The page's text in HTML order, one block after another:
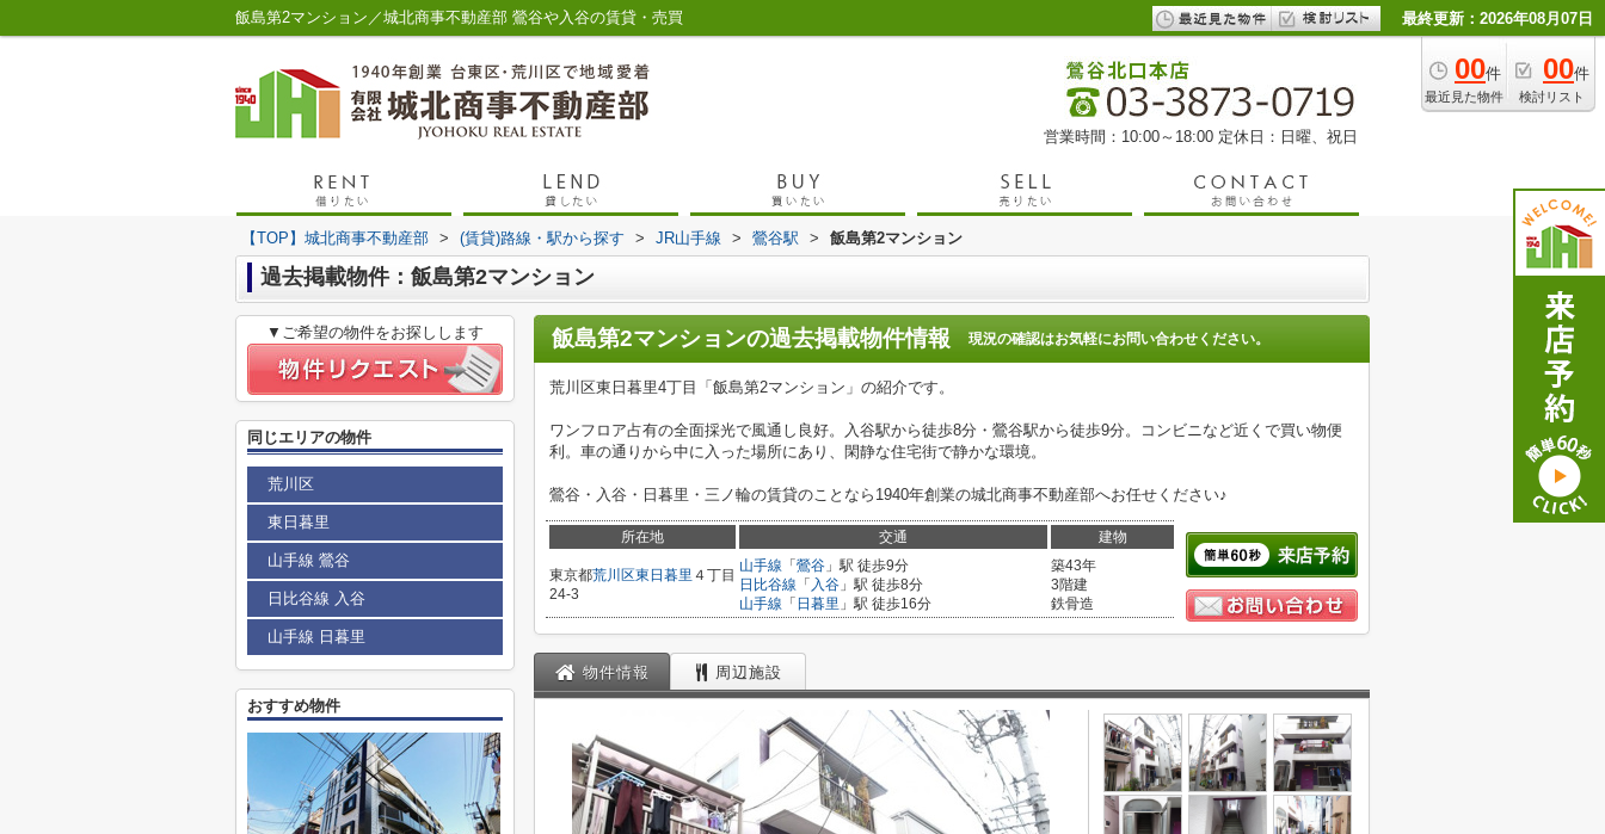
飯島第2マンション／城北商事不動産部 鶯谷や入谷の賃貸・売買 最終更新：2026年08月07日
00件
最近見た物件
00件
検討リスト
営業時間：10:00～18:00 定休日：日曜、祝日
【TOP】城北商事不動産部 > (賃貸)路線・駅から探す > JR山手線 > 鶯谷駅 > 飯島第2マンション
過去掲載物件：飯島第2マンション
飯島第2マンションの過去掲載物件情報 現況の確認はお気軽にお問い合わせください。
荒川区東日暮里4丁目「飯島第2マンション」の紹介です。
ワンフロア占有の全面採光で風通し良好。入谷駅から徒歩8分・鶯谷駅から徒歩9分。コンビニなど近くで買い物便
利。車の通りから中に入った場所にあり、閑静な住宅街で静かな環境。
鶯谷・入谷・日暮里・三ノ輪の賃貸のことなら1940年創業の城北商事不動産部へお任せください♪
所在地 交通 建物
東京都荒川区東日暮里 ４丁目
24-3
山手線 「 鶯谷 」駅 徒歩9分
日比谷線 「 入谷 」駅 徒歩8分
山手線 「 日暮里 」駅 徒歩16分
築43年
3階建
鉄骨造
物件情報 周辺施設
▼ご希望の物件をお探しします
同じエリアの物件
荒川区
東日暮里
山手線 鶯谷
日比谷線 入谷
山手線 日暮里
おすすめ物件